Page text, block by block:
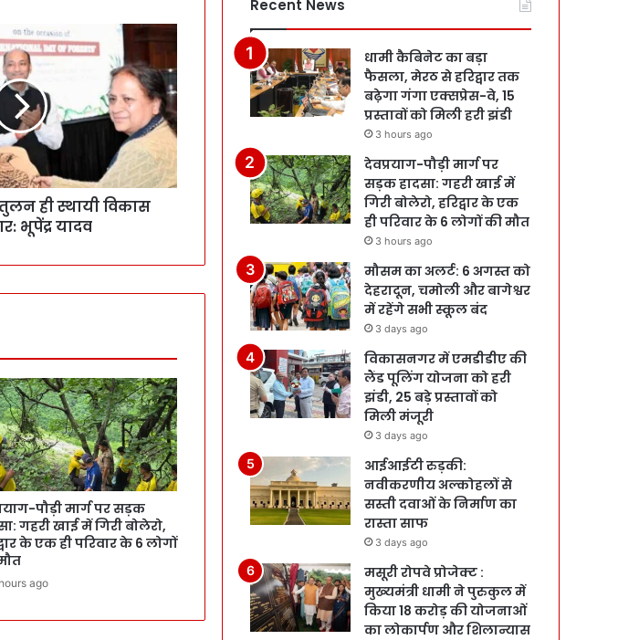
ही स्थायी विकास
भूपेंद्र यादव
पौड़ी मार्ग पर सड़क
गहरी खाई में गिरी बोलेरो,
के एक ही परिवार के 6 लोगों
ago
Recent News
धामी कैबिनेट का बड़ा
फैसला, मेरठ से हरिद्वार तक
बढ़ेगा गंगा एक्सप्रेस-वे, 15
प्रस्तावों को मिली हरी झंडी
3 hours ago
देवप्रयाग-पौड़ी मार्ग पर
सड़क हादसा: गहरी खाई में
गिरी बोलेरो, हरिद्वार के एक
ही परिवार के 6 लोगों की मौत
3 hours ago
मौसम का अलर्ट: 6 अगस्त को
देहरादून, चमोली और बागेश्वर
में रहेंगे सभी स्कूल बंद
3 days ago
विकासनगर में एमडीडीए की
लैंड पूलिंग योजना को हरी
झंडी, 25 बड़े प्रस्तावों को
मिली मंजूरी
3 days ago
आईआईटी रुड़की:
नवीकरणीय अल्कोहलों से
सस्ती दवाओं के निर्माण का
रास्ता साफ
3 days ago
मसूरी रोपवे प्रोजेक्ट :
मुख्‍यमंत्री धामी ने पुरुकुल में
किया 18 करोड़ की योजनाओं
का लोकार्पण और शिलान्यास